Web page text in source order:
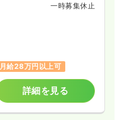
一時募集休止
月給28万円以上可
詳細を見る